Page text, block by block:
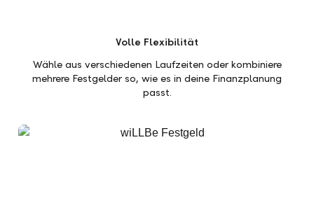
Volle Flexibilität
Wähle aus verschiedenen Laufzeiten oder kombiniere
mehrere Festgelder so, wie es in deine Finanzplanung
passt.